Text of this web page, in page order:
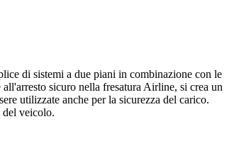
di sistemi a due piani in combinazione con le
sicuro nella fresatura Airline, si crea un
utilizzate anche per la sicurezza del carico.
del veicolo.